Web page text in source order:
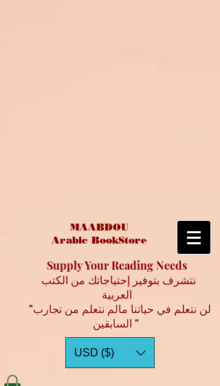
MAABDOU
Arabic BookStore
Supply Your Reading Needs
العربية
"لن نتعلم في حياتنا مالم نتعلم من تجارب
السابقين "
USD ($)